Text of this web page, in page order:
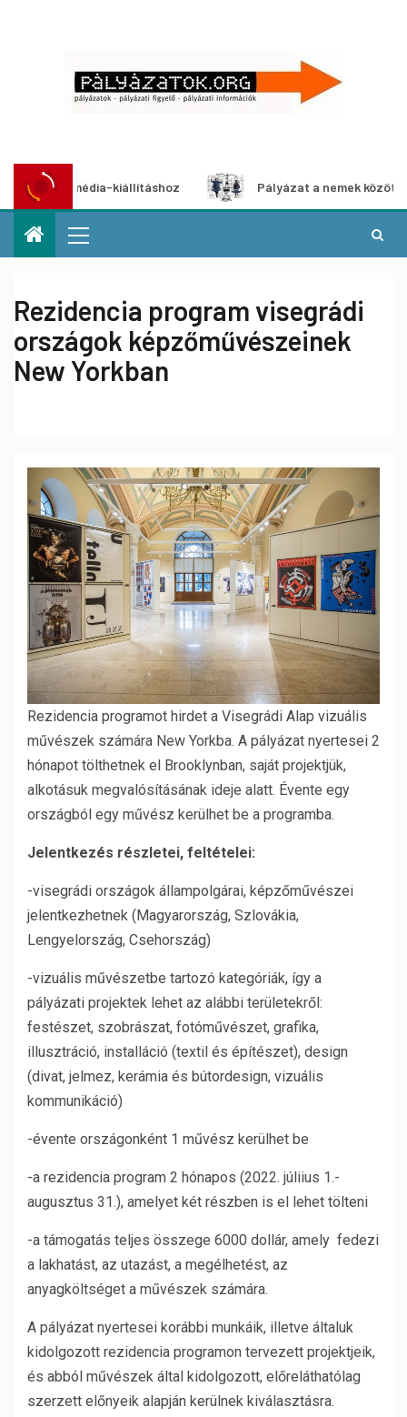
kiállításhoz Pályázat a nemek közötti
Rezidencia program visegrádi
országok képzőművészeinek
New Yorkban
Rezidencia programot hirdet a Visegrádi Alap vizuális
művészek számára New Yorkba. A pályázat nyertesei 2
hónapot tölthetnek el Brooklynban, saját projektjük,
alkotásuk megvalósításának ideje alatt. Évente egy
országból egy művész kerülhet be a programba.
Jelentkezés részletei, feltételei:
-visegrádi országok állampolgárai, képzőművészei
jelentkezhetnek (Magyarország, Szlovákia,
Lengyelország, Csehország)
-vizuális művészetbe tartozó kategóriák, így a
pályázati projektek lehet az alábbi területekről:
festészet, szobrászat, fotóművészet, grafika,
illusztráció, installáció (textil és építészet), design
(divat, jelmez, kerámia és bútordesign, vizuális
kommunikáció)
-évente országonként 1 művész kerülhet be
-a rezidencia program 2 hónapos (2022. júliius 1.-
augusztus 31.), amelyet két részben is el lehet tölteni
-a támogatás teljes összege 6000 dollár, amely fedezi
a lakhatást, az utazást, a megélhetést, az
anyagköltséget a művészek számára.
A pályázat nyertesei korábbi munkáik, illetve általuk
kidolgozott rezidencia programon tervezett projektjeik,
és abból művészek által kidolgozott, előreláthatólag
szerzett előnyeik alapján kerülnek kiválasztásra.